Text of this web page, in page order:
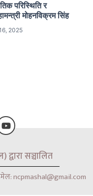
परिस्थिति र
मोहनविक्रम सिंह
2025
o
u
t
u
सञ्चालित
ncpmashal@gmail.com